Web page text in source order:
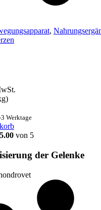
,
Werktage
5.00 von 5
der Gelenke